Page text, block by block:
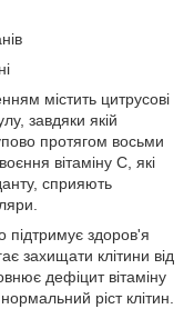
містить цитрусові
завдяки якій
протягом восьми
вітаміну С, які
сприяють
підтримує здоров'я
захищати клітини від
дефіцит вітаміну
ріст клітин.